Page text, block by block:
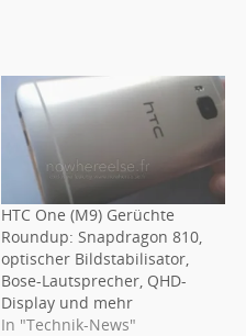
HTC One (M9) Gerüchte
Roundup: Snapdragon 810,
optischer Bildstabilisator,
Bose-Lautsprecher, QHD-
Display und mehr
In "Technik-News"